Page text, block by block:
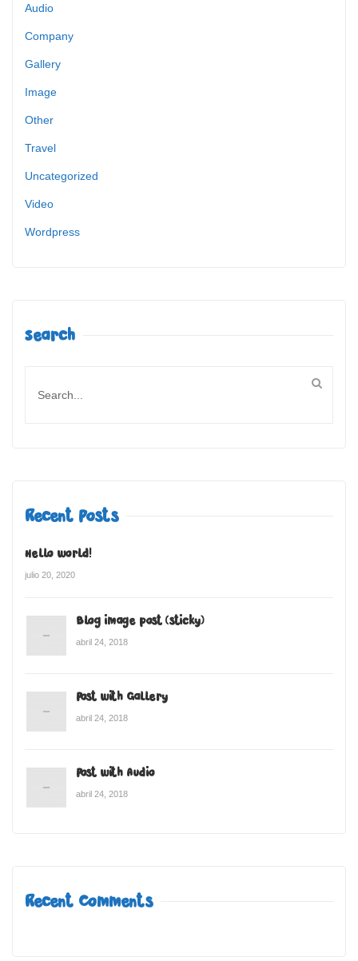
Audio
Company
Gallery
Image
Other
Travel
Uncategorized
Video
Wordpress
Search
Recent Posts
Hello world!
julio 20, 2020
Blog image post (sticky)
abril 24, 2018
Post with Gallery
abril 24, 2018
Post with Audio
abril 24, 2018
Recent Comments